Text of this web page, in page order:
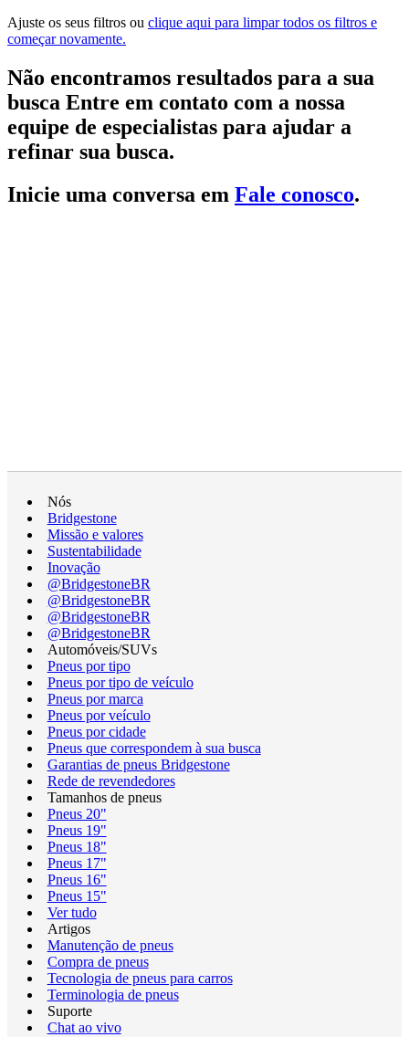
Ajuste os seus filtros ou clique aqui para limpar todos os filtros e
começar novamente.
Não encontramos resultados para a sua
busca Entre em contato com a nossa
equipe de especialistas para ajudar a
refinar sua busca.
Inicie uma conversa em Fale conosco.
Nós
Bridgestone
Missão e valores
Sustentabilidade
Inovação
@BridgestoneBR
@BridgestoneBR
@BridgestoneBR
@BridgestoneBR
Automóveis/SUVs
Pneus por tipo
Pneus por tipo de veículo
Pneus por marca
Pneus por veículo
Pneus por cidade
Pneus que correspondem à sua busca
Garantias de pneus Bridgestone
Rede de revendedores
Tamanhos de pneus
Pneus 20"
Pneus 19"
Pneus 18"
Pneus 17"
Pneus 16"
Pneus 15"
Ver tudo
Artigos
Manutenção de pneus
Compra de pneus
Tecnologia de pneus para carros
Terminologia de pneus
Suporte
Chat ao vivo